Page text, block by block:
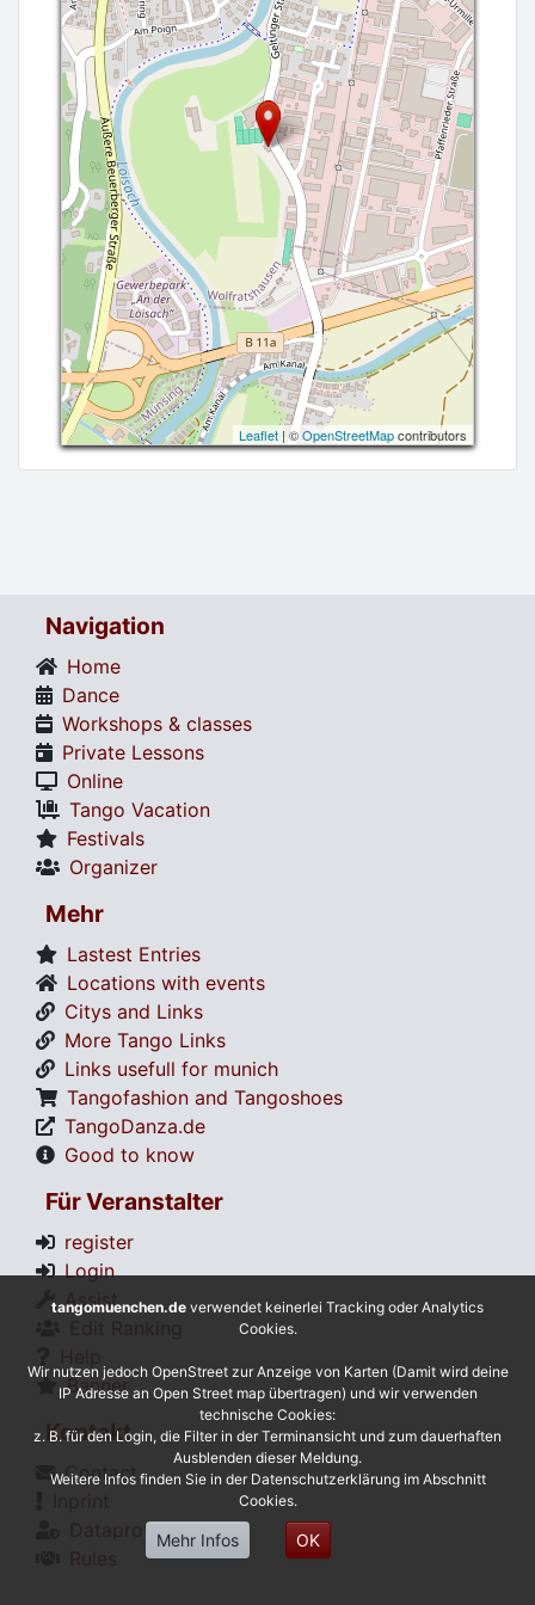
Leaflet | ©OpenStreetMapcontributors
Navigation
Home
Dance
Workshops & classes
Private Lessons
Online
Tango Vacation
Festivals
Organizer
Mehr
Lastest Entries
Locations with events
Citys and Links
More Tango Links
Links usefull for munich
Tangofashion and Tangoshoes
TangoDanza.de
Good to know
Für Veranstalter
register
Login
Assist
Banner
Kontakt
Contact
Dataprotection
tangomuenchen.de verwendet keinerlei Tracking oder Analytics
Cookies.
Wir nutzen jedoch OpenStreet zur Anzeige von Karten (Damit wird deine
IP Adresse an Open Street map übertragen) und wir verwenden
technische Cookies:
z. B. für den Login, die Filter in der Terminansicht und zum dauerhaften
Ausblenden dieser Meldung.
Weitere Infos finden Sie in der Datenschutzerklärung im Abschnitt
Cookies.
Mehr Infos OK